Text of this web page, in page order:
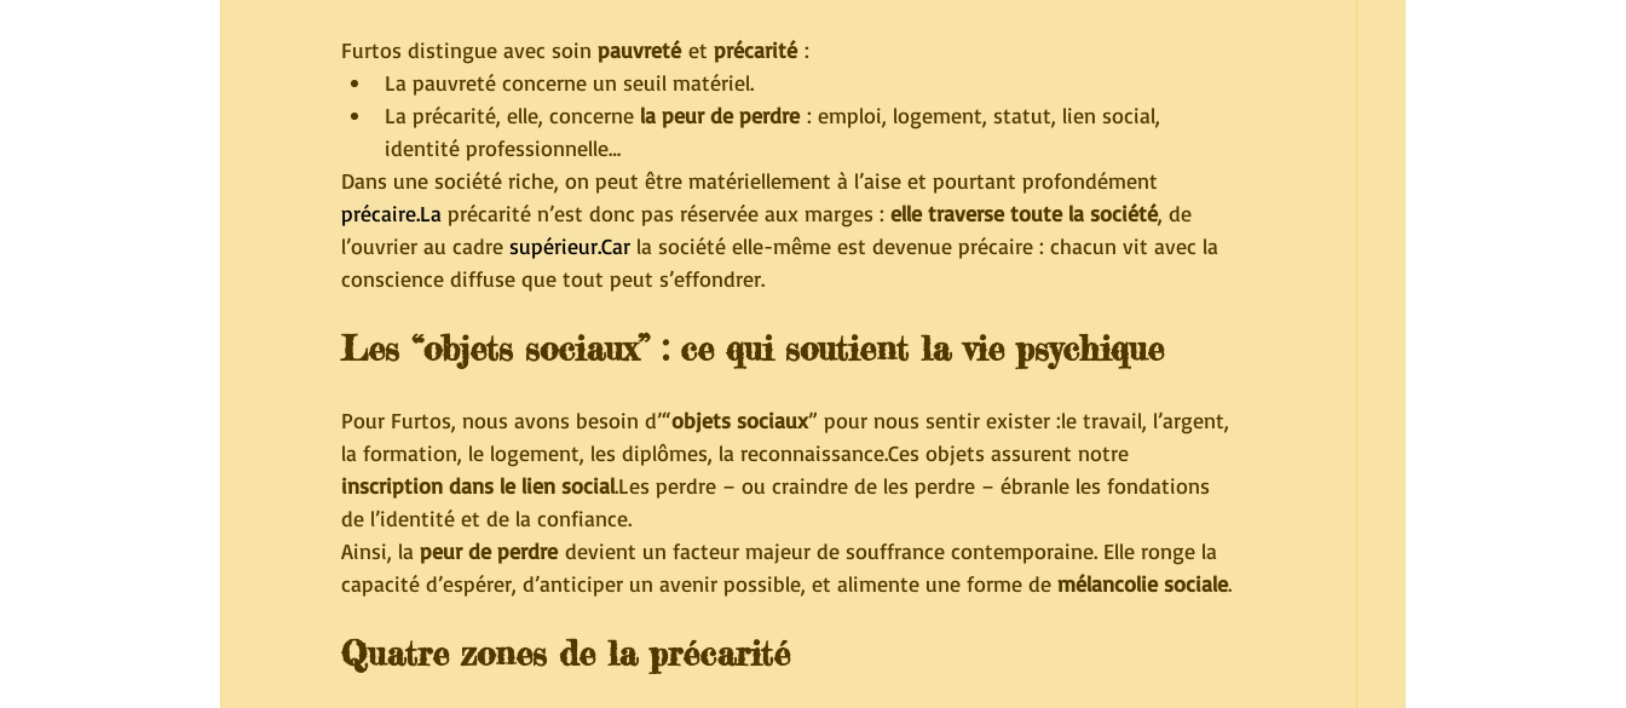
Furtos distingue avec soin pauvreté et précarité :
La pauvreté concerne un seuil matériel.
La précarité, elle, concerne la peur de perdre : emploi, logement, statut, lien social,
identité professionnelle…
Dans une société riche, on peut être matériellement à l’aise et pourtant profondément
précaire.La précarité n’est donc pas réservée aux marges : elle traverse toute la société, de
l’ouvrier au cadre supérieur.Car la société elle-même est devenue précaire : chacun vit avec la
conscience diffuse que tout peut s’effondrer.
Les “objets sociaux” : ce qui soutient la vie psychique
Pour Furtos, nous avons besoin d’“objets sociaux” pour nous sentir exister :le travail, l’argent,
la formation, le logement, les diplômes, la reconnaissance.Ces objets assurent notre
inscription dans le lien social.Les perdre – ou craindre de les perdre – ébranle les fondations
de l’identité et de la confiance.
Ainsi, la peur de perdre devient un facteur majeur de souffrance contemporaine. Elle ronge la
capacité d’espérer, d’anticiper un avenir possible, et alimente une forme de mélancolie sociale.
Quatre zones de la précarité